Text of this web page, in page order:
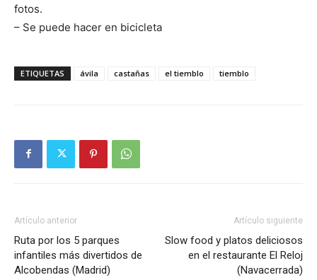
fotos.
– Se puede hacer en bicicleta
ETIQUETAS ávila castañas el tiemblo tiemblo
Artículo anterior
Ruta por los 5 parques
infantiles más divertidos de
Alcobendas (Madrid)
Artículo siguiente
Slow food y platos deliciosos
en el restaurante El Reloj
(Navacerrada)